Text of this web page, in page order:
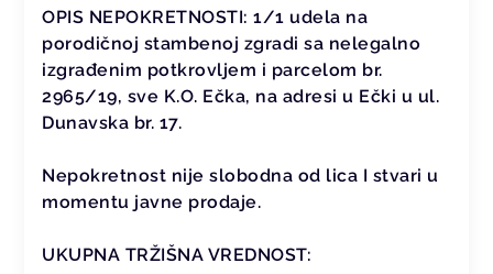
OPIS NEPOKRETNOSTI: 1/1 udela na
porodičnoj stambenoj zgradi sa nelegalno
izgrađenim potkrovljem i parcelom br.
2965/19, sve K.O. Ečka, na adresi u Ečki u ul.
Dunavska br. 17.
Nepokretnost nije slobodna od lica I stvari u
momentu javne prodaje.
UKUPNA TRŽIŠNA VREDNOST: